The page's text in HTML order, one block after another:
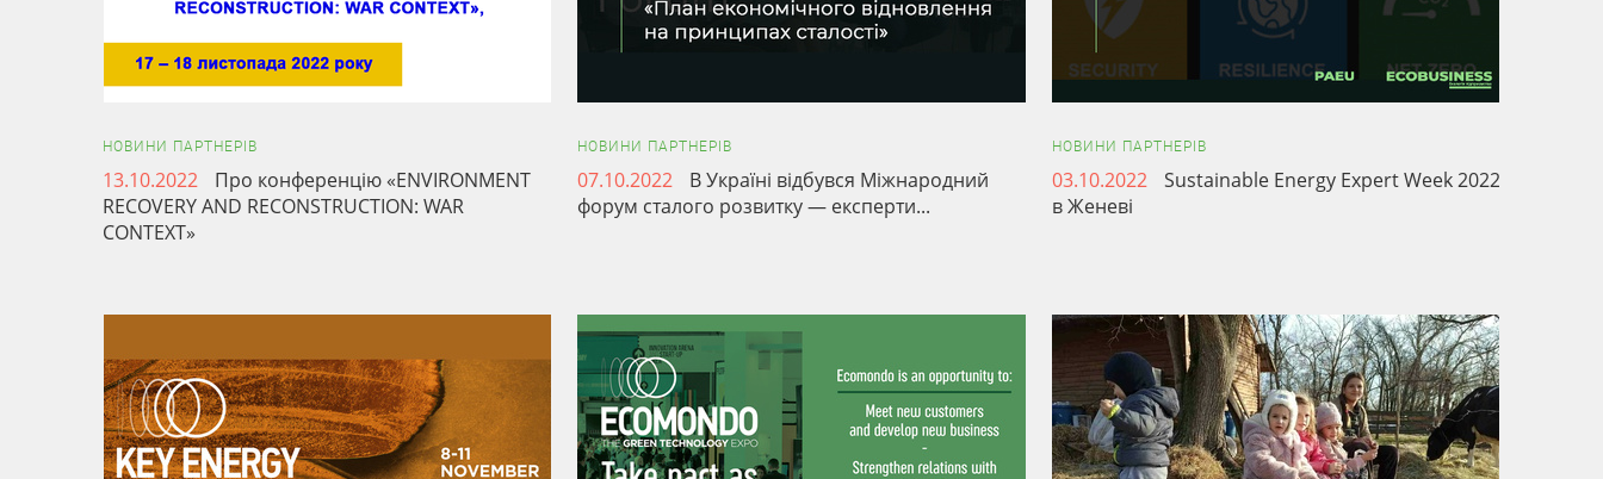
НОВИНИ ПАРТНЕРІВ
13.10.2022
Про конференцію «ENVIRONMENT
RECOVERY AND RECONSTRUCTION: WAR
CONTEXT»
НОВИНИ ПАРТНЕРІВ
07.10.2022
В Україні відбувся Міжнародний
форум сталого розвитку — експерти...
НОВИНИ ПАРТНЕРІВ
03.10.2022
Sustainable Energy Expert Week 2022
в Женеві